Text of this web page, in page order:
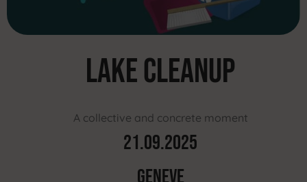
LAKE CLEANUP
A collective and concrete moment
21.09.2025